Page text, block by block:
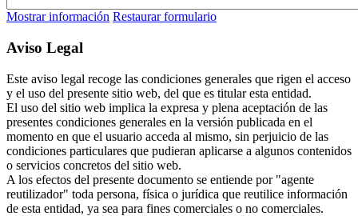
Mostrar información Restaurar formulario
Aviso Legal
Este aviso legal recoge las condiciones generales que rigen el acceso
y el uso del presente sitio web, del que es titular esta entidad.
El uso del sitio web implica la expresa y plena aceptación de las
presentes condiciones generales en la versión publicada en el
momento en que el usuario acceda al mismo, sin perjuicio de las
condiciones particulares que pudieran aplicarse a algunos contenidos
o servicios concretos del sitio web.
A los efectos del presente documento se entiende por "agente
reutilizador" toda persona, física o jurídica que reutilice información
de esta entidad, ya sea para fines comerciales o no comerciales.